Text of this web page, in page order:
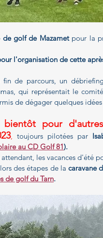
de golf de Mazamet pour la
l'organisation de cette
fin de parcours, un
qui représentait le
de dégager quelques
pour
, toujours pilotées par
au CD Golf 81).
attendant, les vacances d'été
des étapes de la caravane
de golf du Tarn.